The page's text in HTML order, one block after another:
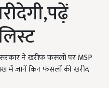
ने खऱीफ फसलों पर MSP
में जानें किन फसलों की खरीद